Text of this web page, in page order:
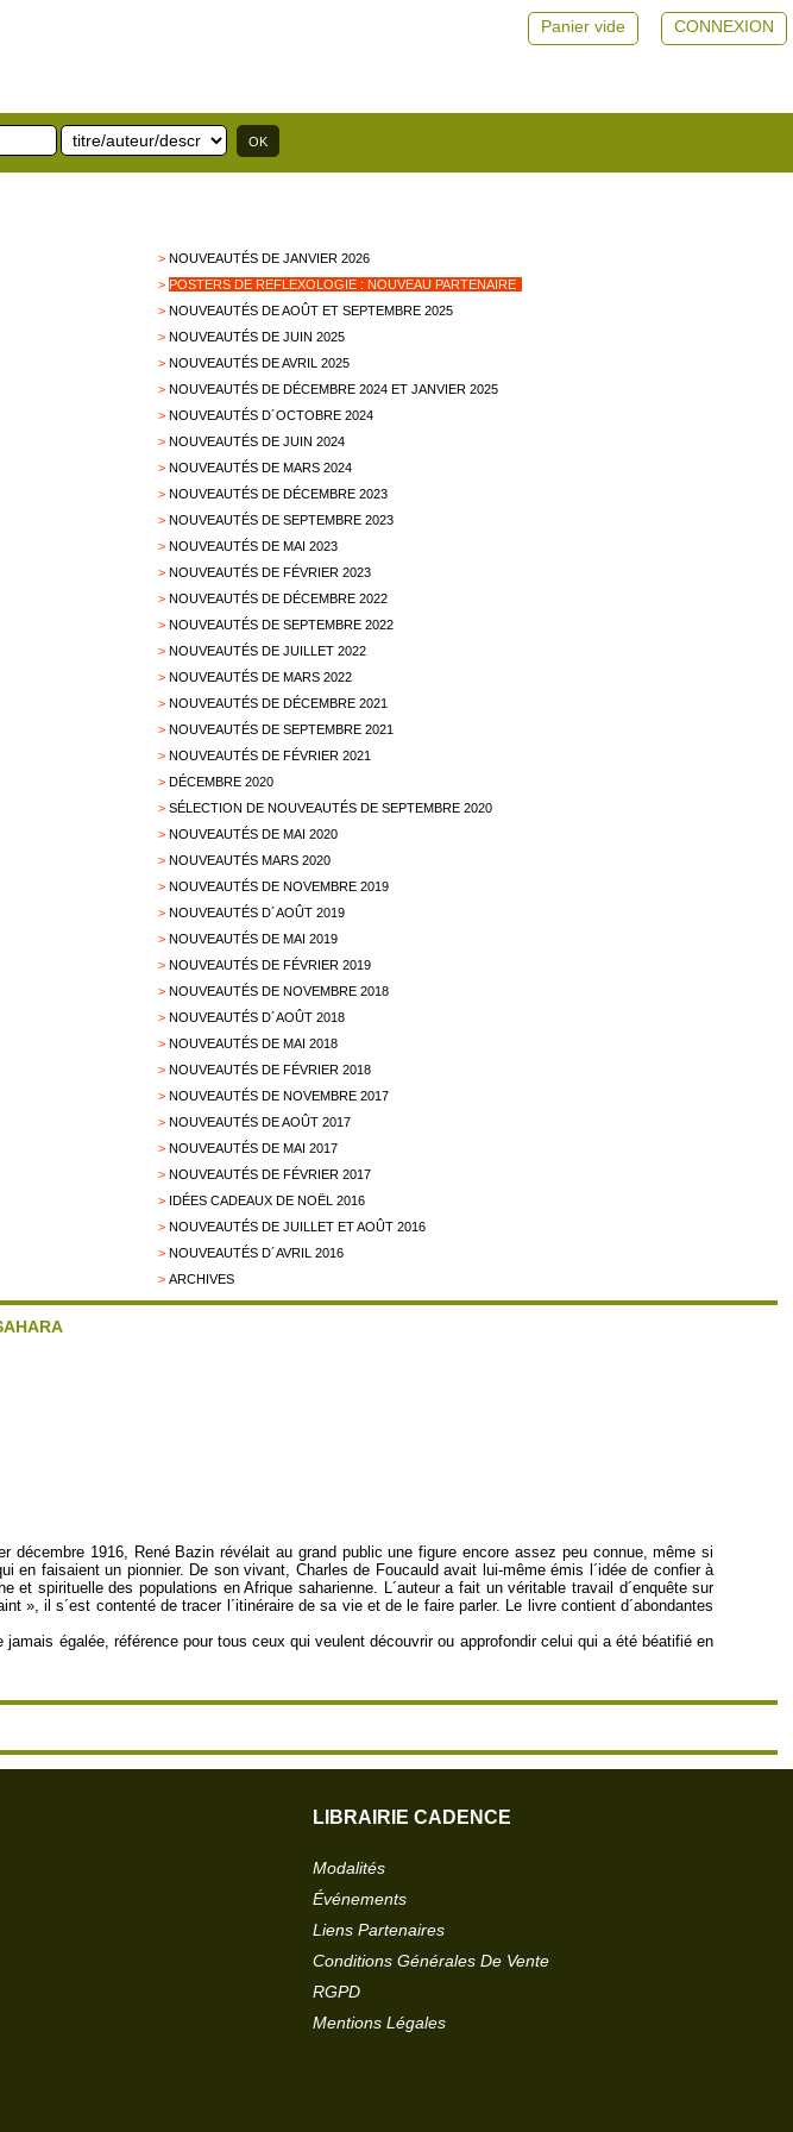
CONNEXION
Panier vide
>NOUVEAUTÉS DE JANVIER 2026
> POSTERS DE REFLEXOLOGIE : NOUVEAU PARTENAIRE
>NOUVEAUTÉS DE AOÛT ET SEPTEMBRE 2025
>NOUVEAUTÉS DE JUIN 2025
>NOUVEAUTÉS DE AVRIL 2025
>NOUVEAUTÉS DE DÉCEMBRE 2024 ET JANVIER 2025
>NOUVEAUTÉS D´OCTOBRE 2024
>NOUVEAUTÉS DE JUIN 2024
>NOUVEAUTÉS DE MARS 2024
>NOUVEAUTÉS DE DÉCEMBRE 2023
>NOUVEAUTÉS DE SEPTEMBRE 2023
>NOUVEAUTÉS DE MAI 2023
>NOUVEAUTÉS DE FÉVRIER 2023
>NOUVEAUTÉS DE DÉCEMBRE 2022
>NOUVEAUTÉS DE SEPTEMBRE 2022
>NOUVEAUTÉS DE JUILLET 2022
>NOUVEAUTÉS DE MARS 2022
>NOUVEAUTÉS DE DÉCEMBRE 2021
>NOUVEAUTÉS DE SEPTEMBRE 2021
>NOUVEAUTÉS DE FÉVRIER 2021
>DÉCEMBRE 2020
>SÉLECTION DE NOUVEAUTÉS DE SEPTEMBRE 2020
>NOUVEAUTÉS DE MAI 2020
>NOUVEAUTÉS MARS 2020
>NOUVEAUTÉS DE NOVEMBRE 2019
>NOUVEAUTÉS D´AOÛT 2019
>NOUVEAUTÉS DE MAI 2019
>NOUVEAUTÉS DE FÉVRIER 2019
>NOUVEAUTÉS DE NOVEMBRE 2018
>NOUVEAUTÉS D´AOÛT 2018
>NOUVEAUTÉS DE MAI 2018
>NOUVEAUTÉS DE FÉVRIER 2018
>NOUVEAUTÉS DE NOVEMBRE 2017
>NOUVEAUTÉS DE AOÛT 2017
>NOUVEAUTÉS DE MAI 2017
>NOUVEAUTÉS DE FÉVRIER 2017
> IDÉES CADEAUX DE NOËL 2016
>NOUVEAUTÉS DE JUILLET ET AOÛT 2016
>NOUVEAUTÉS D´AVRIL 2016
>ARCHIVES
1916, René Bazin révélait au grand public une figure encore assez peu connue, même si
faisaient un pionnier. De son vivant, Charles de Foucauld avait lui-même émis l´idée de confier à
et spirituelle des populations en Afrique saharienne. L´auteur a fait un véritable travail d´enquête sur
», il s´est contenté de tracer l´itinéraire de sa vie et de le faire parler. Le livre contient d´abondantes
égalée, référence pour tous ceux qui veulent découvrir ou approfondir celui qui a été béatifié en
LIBRAIRIE CADENCE
Modalités
Événements
Liens Partenaires
Conditions Générales De Vente
RGPD
Mentions Légales